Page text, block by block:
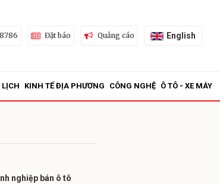
Đặt báo Quảng cáo English
LỊCH KINH TẾ ĐỊA PHƯƠNG CÔNG NGHỆ Ô TÔ - XE MÁY
nghiệp bán ô tô